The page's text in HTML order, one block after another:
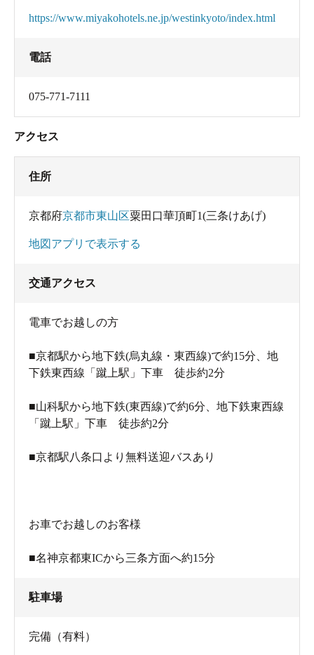
https://www.miyakohotels.ne.jp/westinkyoto/index.html
電話
075-771-7111
アクセス
住所
京都府京都市東山区粟田口華頂町1(三条けあげ)
地図アプリで表示する
交通アクセス
電車でお越しの方
■京都駅から地下鉄(烏丸線・東西線)で約15分、地
下鉄東西線「蹴上駅」下車 徒歩約2分
■山科駅から地下鉄(東西線)で約6分、地下鉄東西線
「蹴上駅」下車 徒歩約2分
■京都駅八条口より無料送迎バスあり
お車でお越しのお客様
■名神京都東ICから三条方面へ約15分
駐車場
完備（有料）